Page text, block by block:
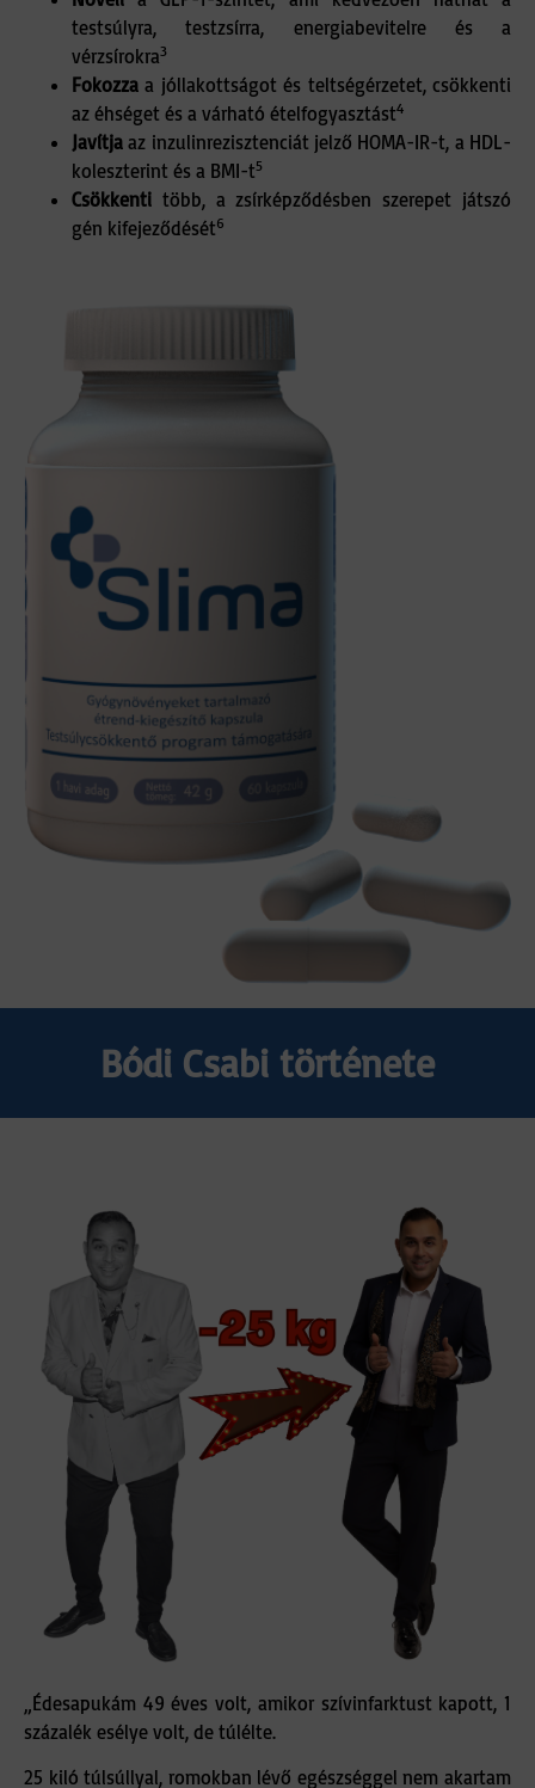
testsúlyra, testzsírra, energiabevitelre és a
vérzsírokra3
Fokozza a jóllakottságot és teltségérzetet, csökkenti
az éhséget és a várható ételfogyasztást4
Javítja az inzulinrezisztenciát jelző HOMA-IR-t, a HDL-
koleszterint és a BMI-t5
Csökkenti több, a zsírképződésben szerepet játszó
gén kifejeződését6
Bódi Csabi története
„Édesapukám 49 éves volt, amikor szívinfarktust kapott, 1
százalék esélye volt, de túlélte.
25 kiló túlsúllyal, romokban lévő egészséggel nem akartam